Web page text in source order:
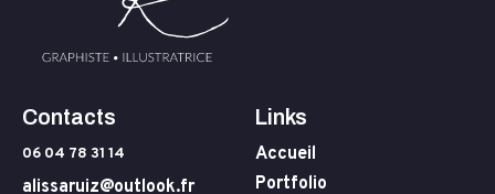
Contacts
06 04 78 31 14
alissaruiz@outlook.fr
Links
Accueil
Portfolio